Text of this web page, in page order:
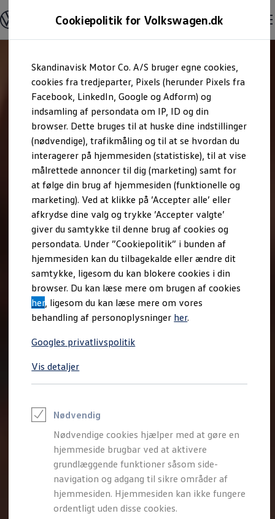
Cookiepolitik for Volkswagen.dk
Skandinavisk Motor Co. A/S bruger egne cookies,
cookies fra tredjeparter, Pixels (herunder Pixels fra
Facebook, LinkedIn, Google og Adform) og
indsamling af persondata om IP, ID og din
browser. Dette bruges til at huske dine indstillinger
(nødvendige), trafikmåling og til at se hvordan du
interagerer på hjemmesiden (statistiske), til at vise
målrettede annoncer til dig (marketing) samt for
at følge din brug af hjemmesiden (funktionelle og
marketing). Ved at klikke på ’Accepter alle’ eller
afkrydse dine valg og trykke ’Accepter valgte’
giver du samtykke til denne brug af cookies og
persondata. Under ”Cookiepolitik” i bunden af
hjemmesiden kan du tilbagekalde eller ændre dit
samtykke, ligesom du kan blokere cookies i din
browser. Du kan læse mere om brugen af cookies
her, ligesom du kan læse mere om vores
behandling af personoplysninger her.
Googles privatlivspolitik
Vis detaljer
Nødvendig
Nødvendige cookies hjælper med at gøre en
hjemmeside brugbar ved at aktivere
grundlæggende funktioner såsom side-
navigation og adgang til sikre områder af
hjemmesiden. Hjemmesiden kan ikke fungere
ordentligt uden disse cookies.
hovedindhold
footer
Modeller og konfigurator
Byg din Volkswagen
Alle modeller
Kend din Volkswagen
Erhvervsbiler
Værktøjskassen
ConnectedFleet
Service
California on Tour app
Elektriske biler
Elbiler
ID. Polo
ID. Cross
ID.3 Neo
ID.4
ID.5
ID.7
ID.7 Tourer
ID. Buzz
Konceptbiler
ID. EVERY1
ID. 2all & ID. GTI
Varebiler på el
Elektromobilitet i dagligdagen
Eldrevne modeller
ID. Buzz Cargo
Opladning og Rækkevidde
Opladning med Clever
Opladning med Clever - Erhvervsbiler
Udregn din rækkevidde
Lær din ID. at kende
Varmepumpe
Energieffektivitet
Teaser Battery Regulation
Software og konnektivitet
ID. Software 6.0
ID.- softwareversioner og opdateringer
Grænseflader til din ID.
Køb og leasing
Lagerbiler til hurtig levering